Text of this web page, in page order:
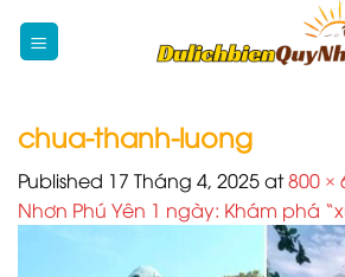
chua-thanh-luong
Published 17 Tháng 4, 2025at800 ×
Nhơn Phú Yên 1 ngày: Khám phá